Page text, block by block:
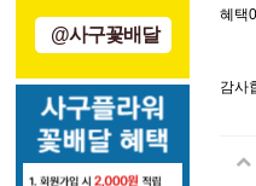
@사구꽃배달
혜택
감사